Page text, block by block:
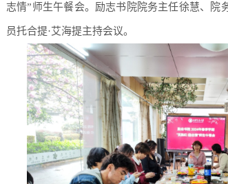
志情”师生午餐会。励志书院院务主任徐慧、院
员托合提·艾海提主持会议。